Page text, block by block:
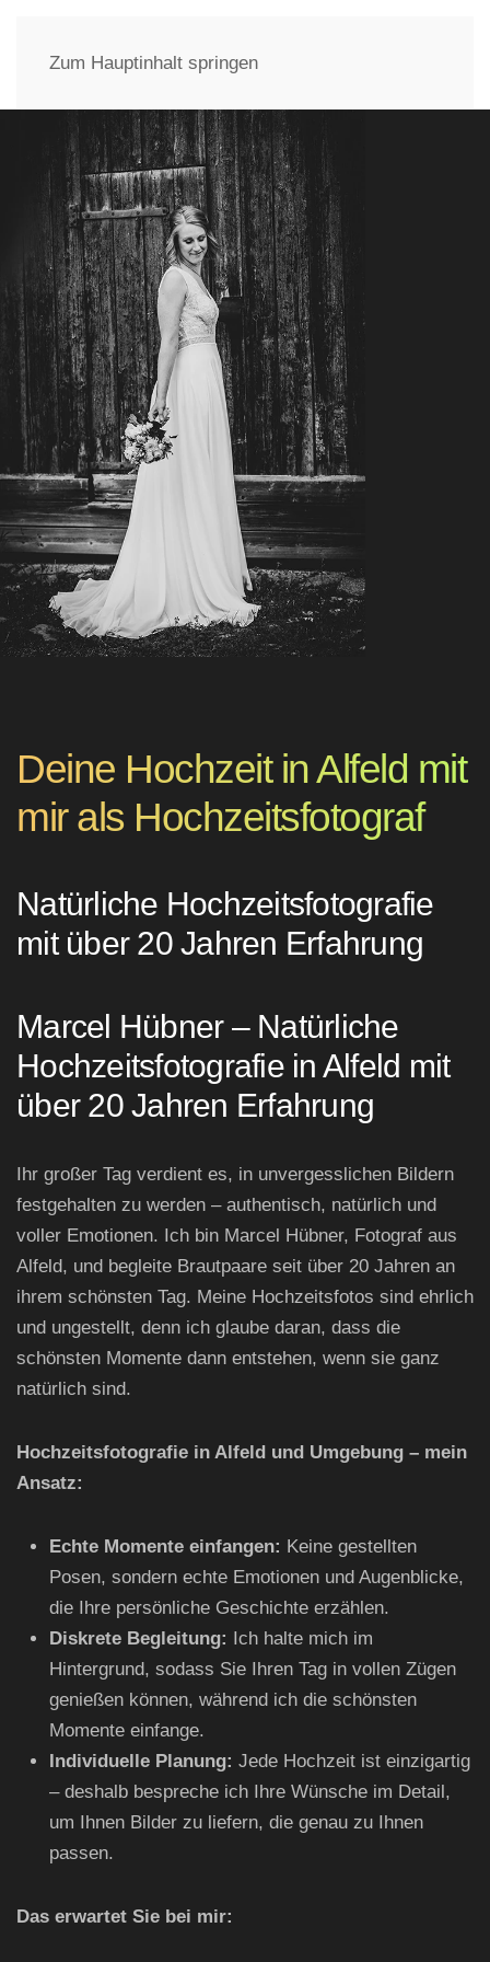
Zum Hauptinhalt springen
Deine Hochzeit in Alfeld mit
mir als Hochzeitsfotograf
Natürliche Hochzeitsfotografie
mit über 20 Jahren Erfahrung
Marcel Hübner – Natürliche
Hochzeitsfotografie in Alfeld mit
über 20 Jahren Erfahrung
Ihr großer Tag verdient es, in unvergesslichen Bildern
festgehalten zu werden – authentisch, natürlich und
voller Emotionen. Ich bin Marcel Hübner, Fotograf aus
Alfeld, und begleite Brautpaare seit über 20 Jahren an
ihrem schönsten Tag. Meine Hochzeitsfotos sind ehrlich
und ungestellt, denn ich glaube daran, dass die
schönsten Momente dann entstehen, wenn sie ganz
natürlich sind.
Hochzeitsfotografie in Alfeld und Umgebung – mein
Ansatz:
Echte Momente einfangen: Keine gestellten
Posen, sondern echte Emotionen und Augenblicke,
die Ihre persönliche Geschichte erzählen.
Diskrete Begleitung: Ich halte mich im
Hintergrund, sodass Sie Ihren Tag in vollen Zügen
genießen können, während ich die schönsten
Momente einfange.
Individuelle Planung: Jede Hochzeit ist einzigartig
– deshalb bespreche ich Ihre Wünsche im Detail,
um Ihnen Bilder zu liefern, die genau zu Ihnen
passen.
Das erwartet Sie bei mir: